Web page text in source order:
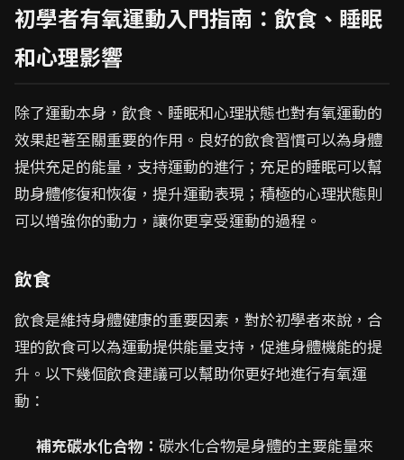
初學者有氧運動入門指南：飲食、睡眠
和心理影響
除了運動本身，飲食、睡眠和心理狀態也對有氧運動的
效果起著至關重要的作用。良好的飲食習慣可以為身體
提供充足的能量，支持運動的進行；充足的睡眠可以幫
助身體修復和恢復，提升運動表現；積極的心理狀態則
可以增強你的動力，讓你更享受運動的過程。
飲食
飲食是維持身體健康的重要因素，對於初學者來說，合
理的飲食可以為運動提供能量支持，促進身體機能的提
升。以下幾個飲食建議可以幫助你更好地進行有氧運
動：
補充碳水化合物： 碳水化合物是身體的主要能量來